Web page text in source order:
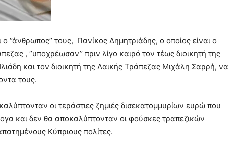
‘’άνθρωπος’’ τους, Πανίκος Δημητριάδης, ο οποίος είναι ο
, ‘’υποχρέωσαν’’ πριν λίγο καιρό τον τέως διοικητή της
και τον διοικητή της Λαικής Τράπεζας Μιχάλη Σαρρή, να
τους.
οι τεράστιες ζημιές δισεκατομμυρίων ευρώ που
και δεν θα αποκαλύπτονταν οι φούσκες τραπεζικών
Κύπριους πολίτες.